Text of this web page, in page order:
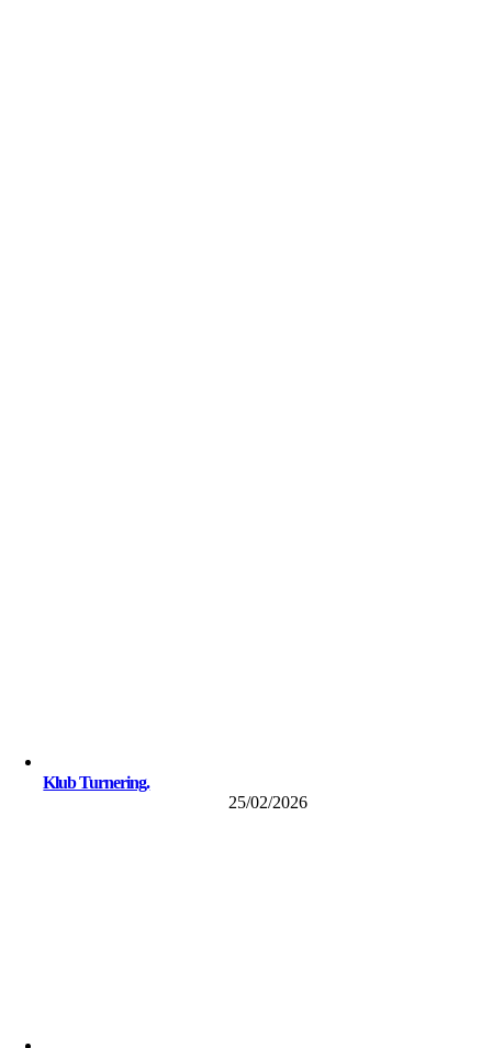
Klub Turnering.
25/02/2026